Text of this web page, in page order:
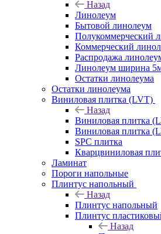
Назад
Линолеум
Бытовой линолеум
Полукоммерческий
Коммерческий
Распродажа
Линолеум ширина
Остатки линолеума
Остатки линолеума
Виниловая плитка (LVT)
Назад
Виниловая плитка
Виниловая плитка
SPC плитка
Кварцвиниловая
Ламинат
Пороги напольные
Плинтус напольный
Назад
Плинтус напольный
Плинтус
Назад